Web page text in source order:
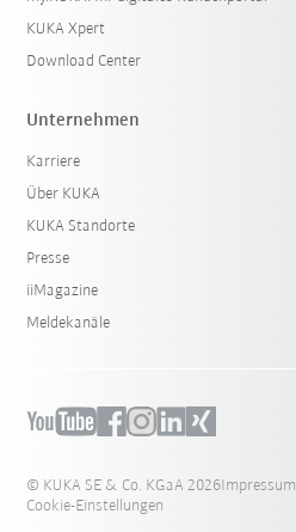
KUKA Xpert
Download Center
Unternehmen
Karriere
Über KUKA
KUKA Standorte
Presse
iiMagazine
Meldekanäle
© KUKA SE & Co. KGaA 2026Impressum
Cookie-Einstellungen